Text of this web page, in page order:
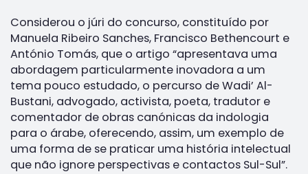
Considerou o júri do concurso, constituído por
Manuela Ribeiro Sanches, Francisco Bethencourt e
António Tomás, que o artigo “apresentava uma
abordagem particularmente inovadora a um
tema pouco estudado, o percurso de Wadi’ Al-
Bustani, advogado, activista, poeta, tradutor e
comentador de obras canónicas da indologia
para o árabe, oferecendo, assim, um exemplo de
uma forma de se praticar uma história intelectual
que não ignore perspectivas e contactos Sul-Sul”.